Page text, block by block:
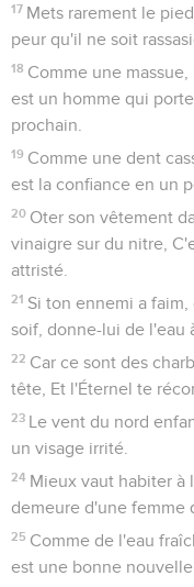
17 Mets rarement le
peur qu'il ne soit
18 Comme une
est un homme qui
prochain.
19 Comme une dent
est la confiance en un
20 Oter son vêtement
vinaigre sur du nitre,
attristé.
21 Si ton ennemi a
soif, donne-lui de l'eau
22 Car ce sont des
tête, Et l'Éternel te
23 Le vent du nord
un visage irrité.
24 Mieux vaut habiter à
demeure d'une femme
25 Comme de l'eau
est une bonne